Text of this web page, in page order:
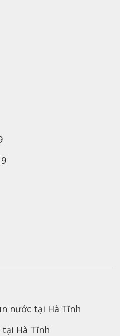
nước tại Hà Tĩnh
tại Hà Tĩnh